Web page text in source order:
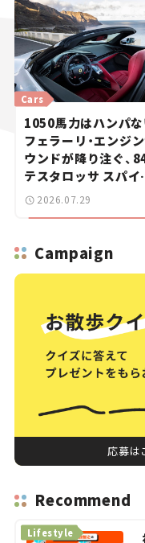
Cars
1050馬力はハンパな
フェラーリ・エンジ
ウンドが降り注ぐ、
テスタロッサ スパイ
ーに試乗。
2026.07.29
Campaign
応募は
Recommend
Lifestyle